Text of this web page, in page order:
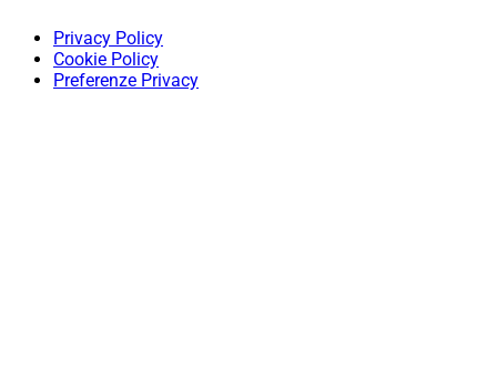
Privacy Policy
Cookie Policy
Preferenze Privacy